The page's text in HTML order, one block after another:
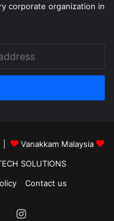
corporate organization in
|
Vanakkam Malaysia
SOLUTIONS
Contact us
YouTubeInstagram